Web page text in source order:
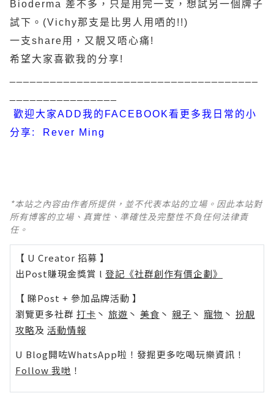
Bioderma 差不多，只是用完一支，想試另一個牌子
試下。(Vichy那支是比男人用哂的!!)
一支share用，又靚又唔心痛!
希望大家喜歡我的分享!
歡迎大家ADD我的FACEBOOK看更多我日常的小
分享: Rever Ming
*本站之內容由作者所提供，並不代表本站的立場。因此本站對
所有博客的立場、真實性、準確性及完整性不負任何法律責
任。
【 U Creator 招募 】
出Post賺現金獎賞 l 登記《社群創作有價企劃》
【 睇Post + 參加品牌活動 】
瀏覽更多社群 打卡 丶 旅遊 丶 美食 丶 親子 丶 寵物 丶 扮靚
攻略及 活動情報
U Blog開咗WhatsApp啦！發掘更多吃喝玩樂資訊！
Follow 我哋 ！